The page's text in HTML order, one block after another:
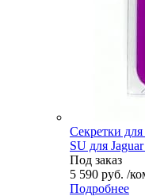
Секретки
SU для
Под заказ
5 590 руб. /
Подробнее